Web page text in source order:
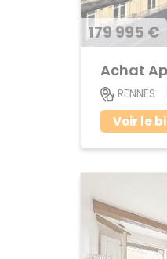
179 995 €
RENNES
Voir le